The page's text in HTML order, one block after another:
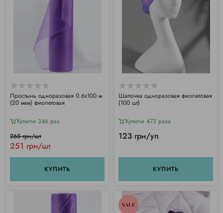
Простынь одноразовая 0.6х100 м
(20 мкм) фиолетовая
Купили 346 раз
251 грн/шт
265 грн/шт
КУПИТЬ
Шапочка одноразовая фиолетовая
(100 шт)
Купили 473 раза
123 грн/уп
КУПИТЬ
SALE